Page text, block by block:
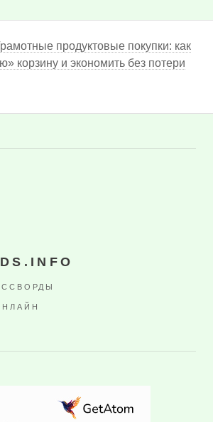
продуктовые покупки: как
корзину и экономить без потери